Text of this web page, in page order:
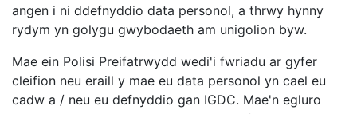
angen i ni ddefnyddio data personol, a thrwy hynny
rydym yn golygu gwybodaeth am unigolion byw.
Mae ein Polisi Preifatrwydd wedi'i fwriadu ar gyfer
cleifion neu eraill y mae eu data personol yn cael eu
cadw a / neu eu defnyddio gan IGDC. Mae'n egluro